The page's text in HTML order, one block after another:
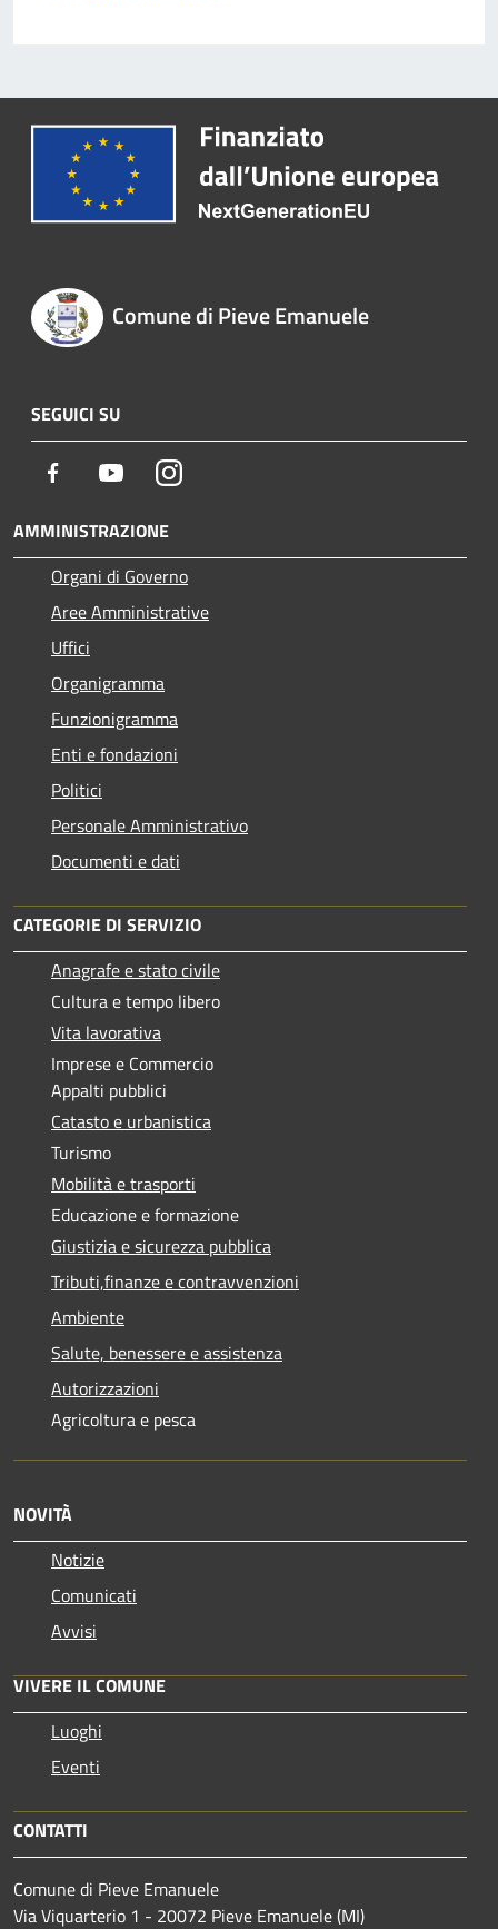
Comune di Pieve Emanuele
SEGUICI SU
Facebook YoutubeInstagram
AMMINISTRAZIONE
Organi di Governo
Aree Amministrative
Uffici
Organigramma
Funzionigramma
Enti e fondazioni
Politici
Personale Amministrativo
Documenti e dati
CATEGORIE DI SERVIZIO
Anagrafe e stato civile
Cultura e tempo libero
Vita lavorativa
Imprese e Commercio
Appalti pubblici
Catasto e urbanistica
Turismo
Mobilità e trasporti
Educazione e formazione
Giustizia e sicurezza pubblica
Tributi,finanze e contravvenzioni
Ambiente
Salute, benessere e assistenza
Autorizzazioni
Agricoltura e pesca
NOVITÀ
Notizie
Comunicati
Avvisi
VIVERE IL COMUNE
Luoghi
Eventi
CONTATTI
Comune di Pieve Emanuele
Via Viquarterio 1 - 20072 Pieve Emanuele (MI)